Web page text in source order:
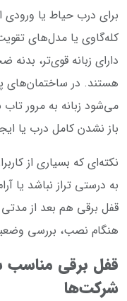
برای درب حیاط یا
کله‌گاوی یا مدل‌های
دارای زبانه قوی‌تر، بدنه
هستند. در ساختمان‌های
می‌شود زبانه به مرور تاب
باز نشدن کامل درب یا
نکته‌ای که بسیاری از
به درستی تراز نباشد یا
قفل برقی هم بعد از
هنگام نصب، بررسی
قفل برقی مناسب
شرکت‌ها